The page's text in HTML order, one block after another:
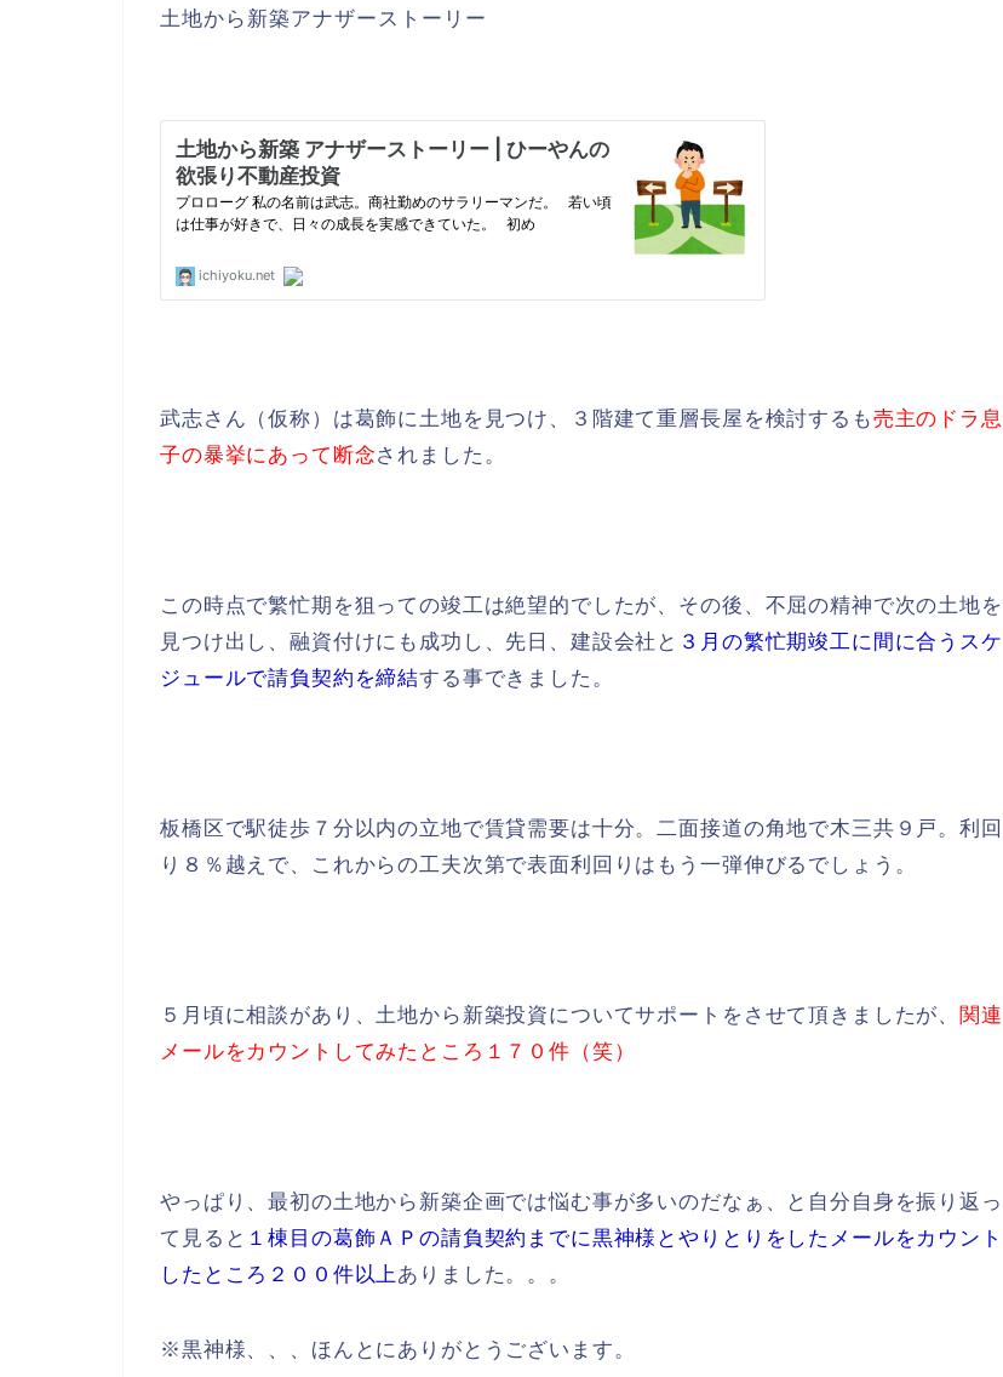
土地から新築アナザーストーリー
武志さん（仮称）は葛飾に土地を見つけ、３階建て重層長屋を検討するも売主のドラ息
子の暴挙にあって断念されました。
この時点で繁忙期を狙っての竣工は絶望的でしたが、その後、不屈の精神で次の土地を
見つけ出し、融資付けにも成功し、先日、建設会社と ３月の繁忙期竣工に間に合うスケ
ジュールで請負契約を締結する事できました。
板橋区で駅徒歩７分以内の立地で賃貸需要は十分。二面接道の角地で木三共９戸。利回
り８％越えで、これからの工夫次第で表面利回りはもう一弾伸びるでしょう。
５月頃に相談があり、土地から新築投資についてサポートをさせて頂きましたが、 関連
メールをカウントしてみたところ１７０件（笑）
やっぱり、最初の土地から新築企画では悩む事が多いのだなぁ、と自分自身を振り返っ
て見ると １棟目の葛飾ＡＰの請負契約までに黒神様とやりとりをしたメールをカウント
したところ２００件以上ありました。。。
※黒神様、、、ほんとにありがとうございます。